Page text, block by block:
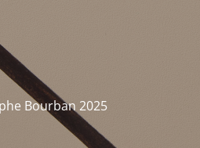
Bourban 2025